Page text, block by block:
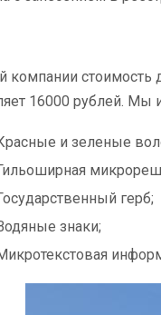
компании стоимость
16000 рублей.
и зеленые
герб;
знаки;